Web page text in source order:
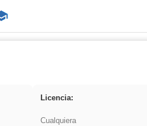
Licencia:
Cualquiera